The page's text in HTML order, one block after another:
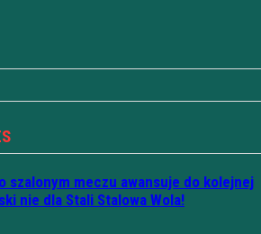
szalonym meczu awansuje do kolejnej
nie dla Stali Stalowa Wola!